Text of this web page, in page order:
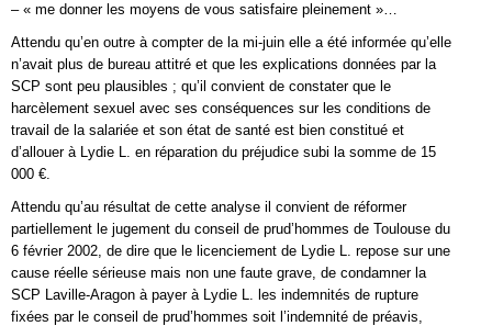
– « me donner les moyens de vous satisfaire pleinement »…
Attendu qu’en outre à compter de la mi-juin elle a été informée qu’elle
n’avait plus de bureau attitré et que les explications données par la
SCP sont peu plausibles ; qu’il convient de constater que le
harcèlement sexuel avec ses conséquences sur les conditions de
travail de la salariée et son état de santé est bien constitué et
d’allouer à Lydie L. en réparation du préjudice subi la somme de 15
000 €.
Attendu qu’au résultat de cette analyse il convient de réformer
partiellement le jugement du conseil de prud’hommes de Toulouse du
6 février 2002, de dire que le licenciement de Lydie L. repose sur une
cause réelle sérieuse mais non une faute grave, de condamner la
SCP Laville-Aragon à payer à Lydie L. les indemnités de rupture
fixées par le conseil de prud’hommes soit l’indemnité de préavis,